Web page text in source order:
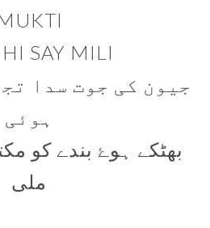
SAY MILI
جیون کی جوت سدا
ہوئی
بھٹکے ہوۓ بندے کو
ملی